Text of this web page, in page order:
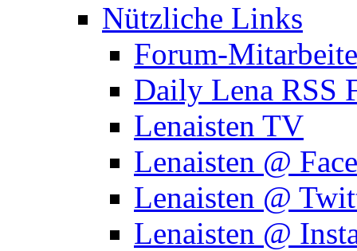
Nützliche Links
Forum-
Daily Lena RSS
Lenaisten TV
Lenaisten @
Lenaisten @
Lenaisten @